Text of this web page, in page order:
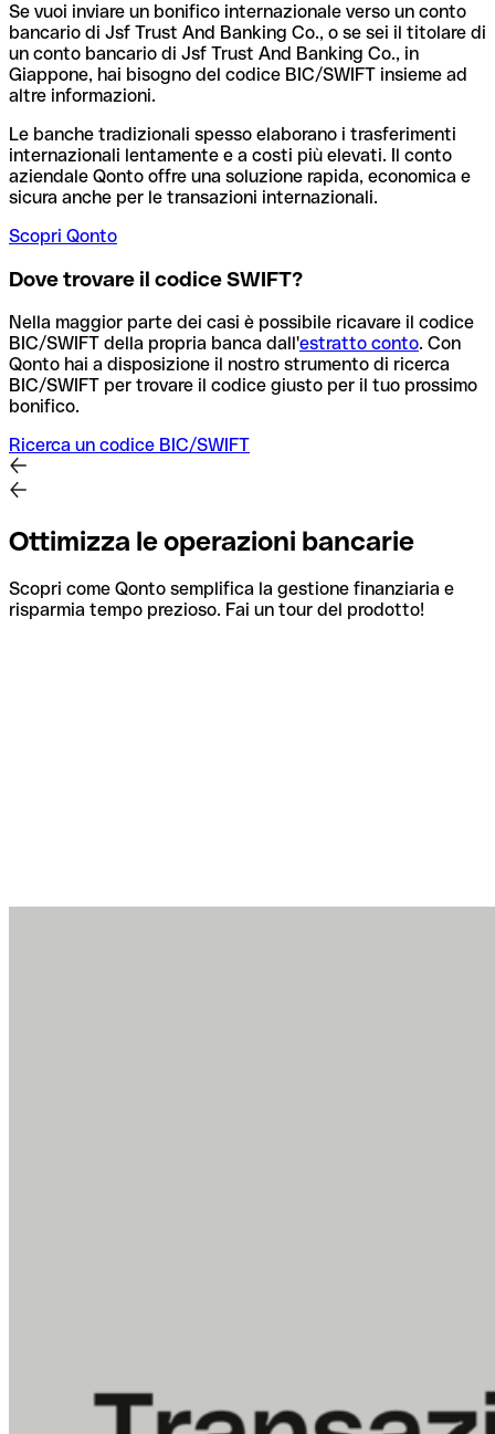
Se vuoi inviare un bonifico internazionale verso un conto
bancario di Jsf Trust And Banking Co., o se sei il titolare di
un conto bancario di Jsf Trust And Banking Co., in
Giappone, hai bisogno del codice BIC/SWIFT insieme ad
altre informazioni.
Le banche tradizionali spesso elaborano i trasferimenti
internazionali lentamente e a costi più elevati. Il conto
aziendale Qonto offre una soluzione rapida, economica e
sicura anche per le transazioni internazionali.
Scopri Qonto
Dove trovare il codice SWIFT?
Nella maggior parte dei casi è possibile ricavare il codice
BIC/SWIFT della propria banca dall'estratto conto. Con
Qonto hai a disposizione il nostro strumento di ricerca
BIC/SWIFT per trovare il codice giusto per il tuo prossimo
bonifico.
Ricerca un codice BIC/SWIFT
Ottimizza le operazioni bancarie
Scopri come Qonto semplifica la gestione finanziaria e
risparmia tempo prezioso. Fai un tour del prodotto!